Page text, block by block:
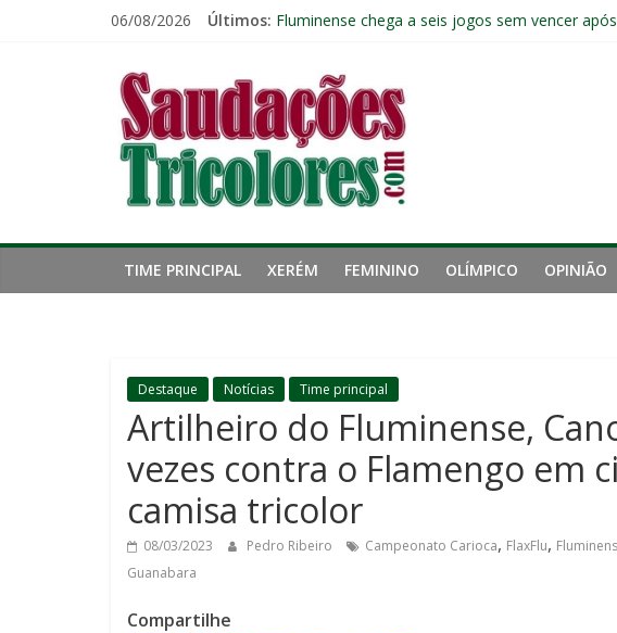
06/08/2026 Últimos: Reféns da própria inércia: A manutenção de
Freguesia: Vasco é o time que mais derrotou o
Eliminação para o Vasco amplia jejum do
Saudações
Tricolores
TIME PRINCIPAL XERÉM FEMININO OLÍMPICO OPINIÃO
Destaque Notícias Time principal
Artilheiro do Fluminense,
vezes contra o Flamengo em
camisa tricolor
08/03/2023 Pedro Ribeiro Campeonato Carioca, FlaxFlu,
Guanabara
Compartilhe